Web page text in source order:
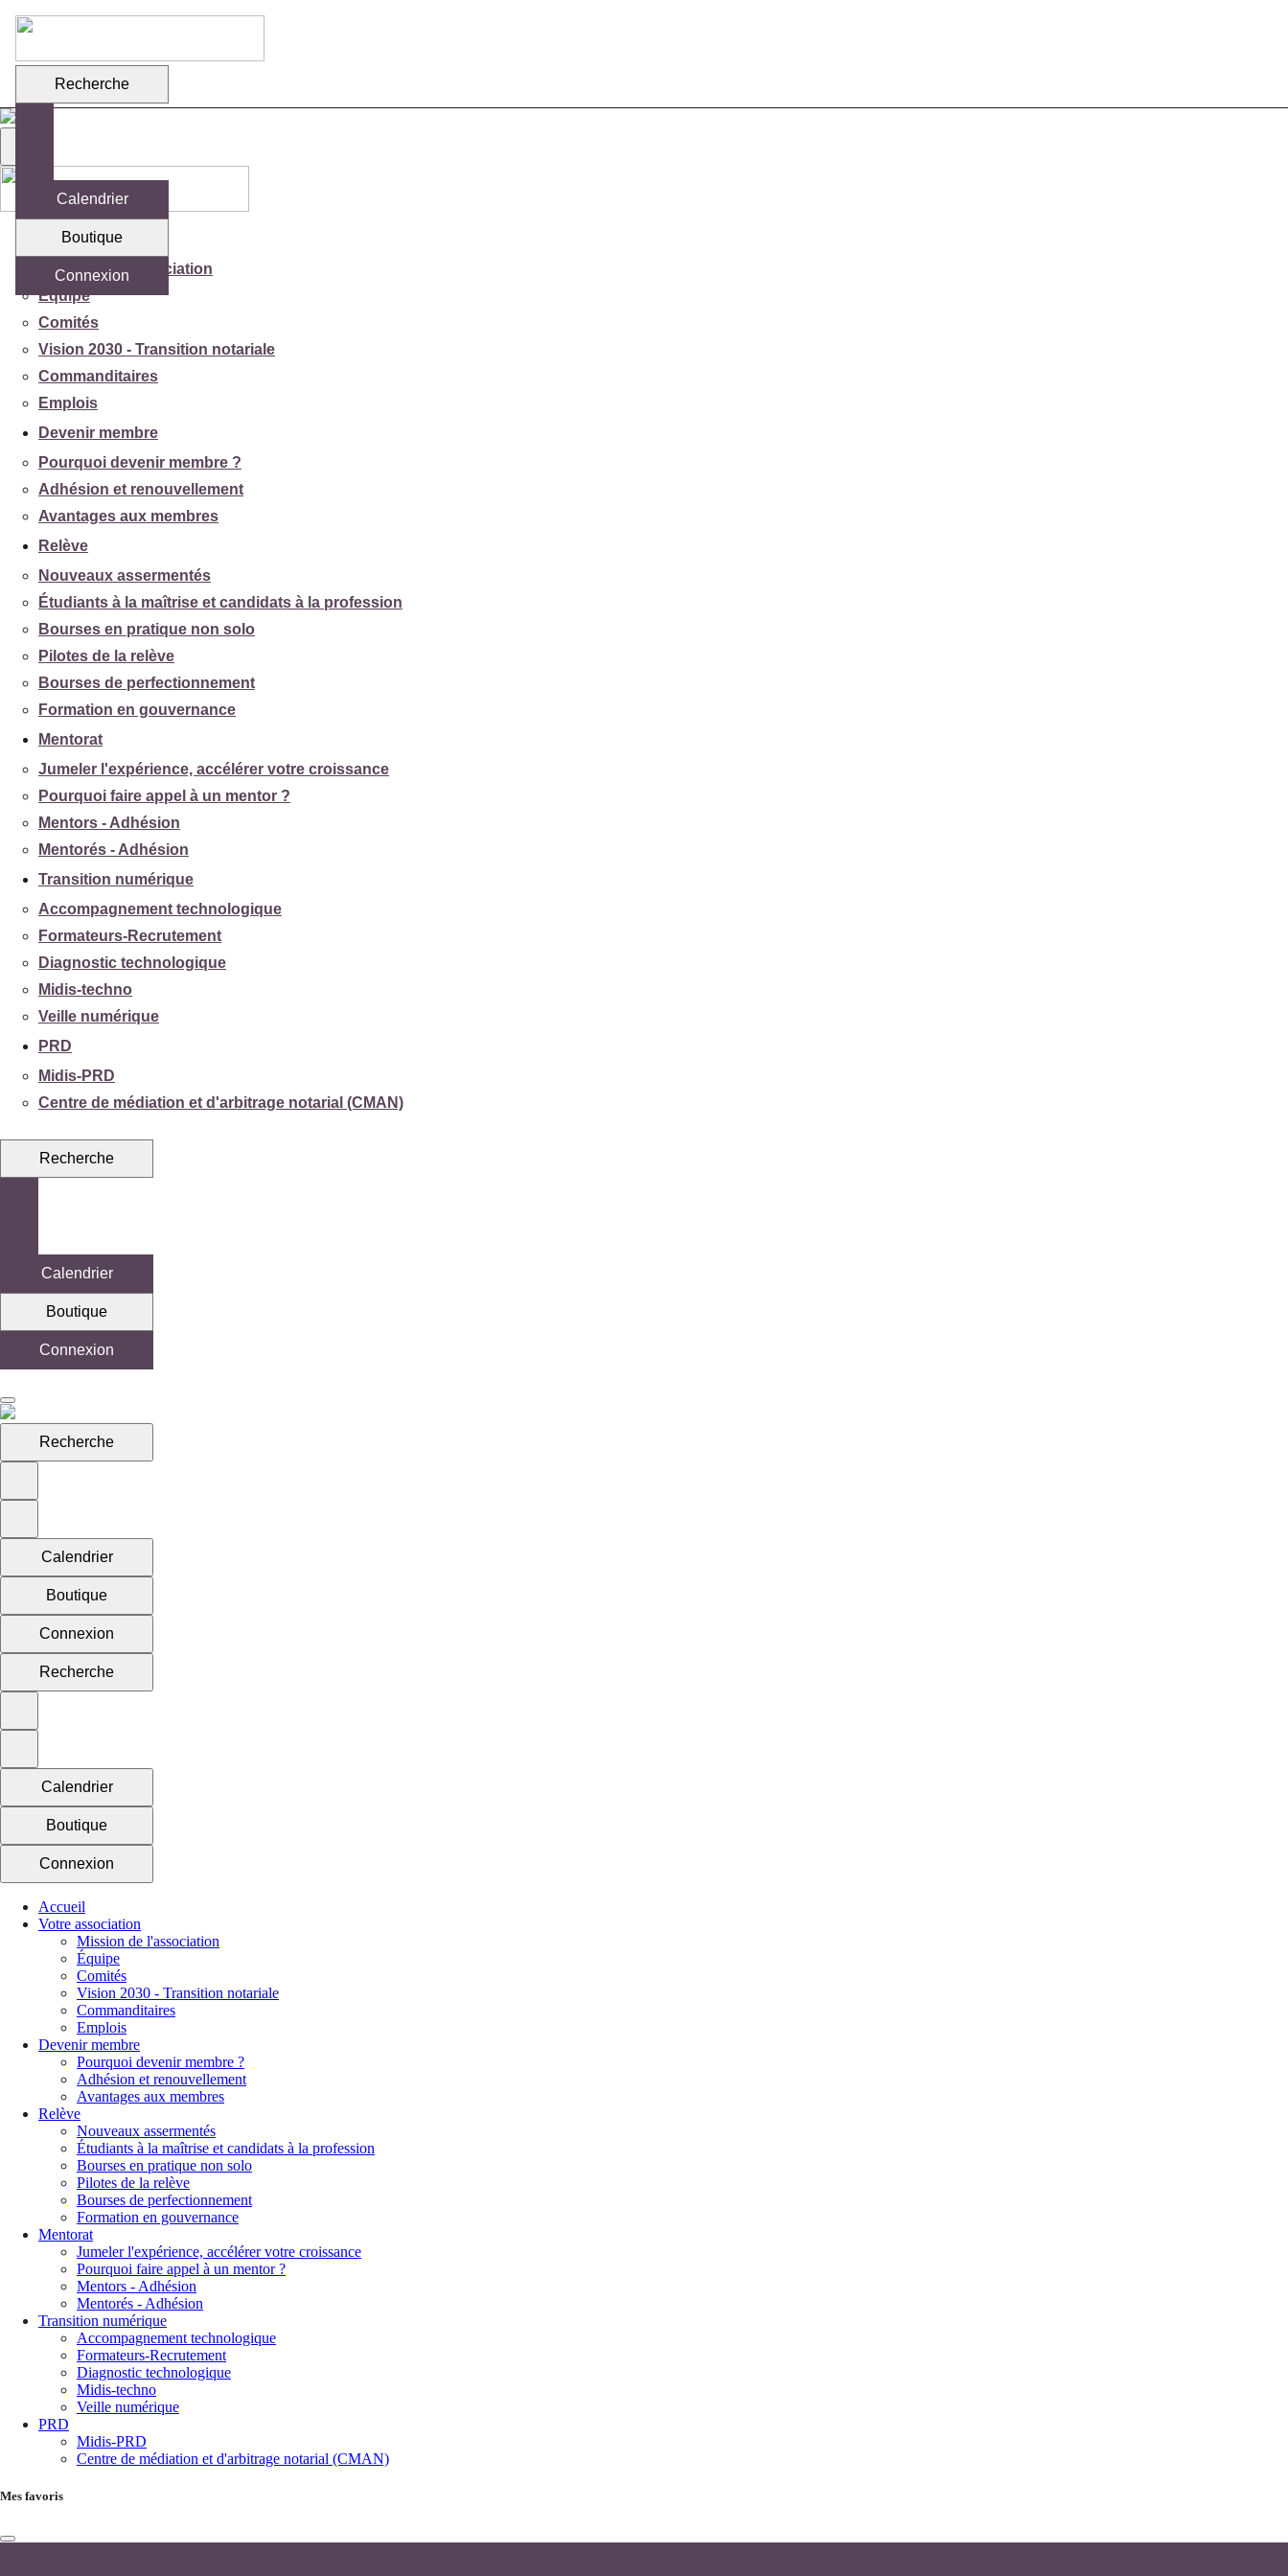
Recherche
Calendrier
Boutique
Connexion
Votre association
Mission de l'association
Équipe
Comités
Vision 2030 - Transition notariale
Commanditaires
Emplois
Devenir membre
Pourquoi devenir membre ?
Adhésion et renouvellement
Avantages aux membres
Relève
Nouveaux assermentés
Étudiants à la maîtrise et candidats à la profession
Bourses en pratique non solo
Pilotes de la relève
Bourses de perfectionnement
Formation en gouvernance
Mentorat
Jumeler l'expérience, accélérer votre croissance
Pourquoi faire appel à un mentor ?
Mentors - Adhésion
Mentorés - Adhésion
Transition numérique
Accompagnement technologique
Formateurs-Recrutement
Diagnostic technologique
Midis-techno
Veille numérique
PRD
Midis-PRD
Centre de médiation et d'arbitrage notarial (CMAN)
Recherche
Calendrier
Boutique
Connexion
Recherche
Calendrier
Boutique
Connexion
Recherche
Calendrier
Boutique
Connexion
Accueil
Votre association
Mission de l'association
Équipe
Comités
Vision 2030 - Transition notariale
Commanditaires
Emplois
Devenir membre
Pourquoi devenir membre ?
Adhésion et renouvellement
Avantages aux membres
Relève
Nouveaux assermentés
Étudiants à la maîtrise et candidats à la profession
Bourses en pratique non solo
Pilotes de la relève
Bourses de perfectionnement
Formation en gouvernance
Mentorat
Jumeler l'expérience, accélérer votre croissance
Pourquoi faire appel à un mentor ?
Mentors - Adhésion
Mentorés - Adhésion
Transition numérique
Accompagnement technologique
Formateurs-Recrutement
Diagnostic technologique
Midis-techno
Veille numérique
PRD
Midis-PRD
Centre de médiation et d'arbitrage notarial (CMAN)
Mes favoris